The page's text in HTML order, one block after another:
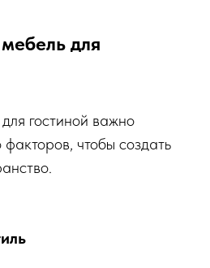
для
гостиной важно
факторов, чтобы создать